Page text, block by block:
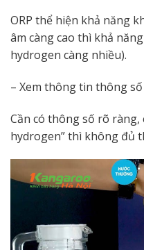
ORP thể hiện khả năng
âm càng cao thì khả
hydrogen càng nhiều).
– Xem thông tin thông
Cần có thông số rõ
hydrogen” thì không đủ